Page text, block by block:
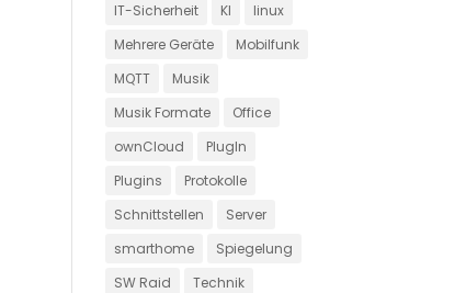
IT-Sicherheit
KI
linux
Mehrere Geräte
Mobilfunk
MQTT
Musik
Musik Formate
Office
ownCloud
PlugIn
Plugins
Protokolle
Schnittstellen
Server
smarthome
Spiegelung
SW Raid
Technik